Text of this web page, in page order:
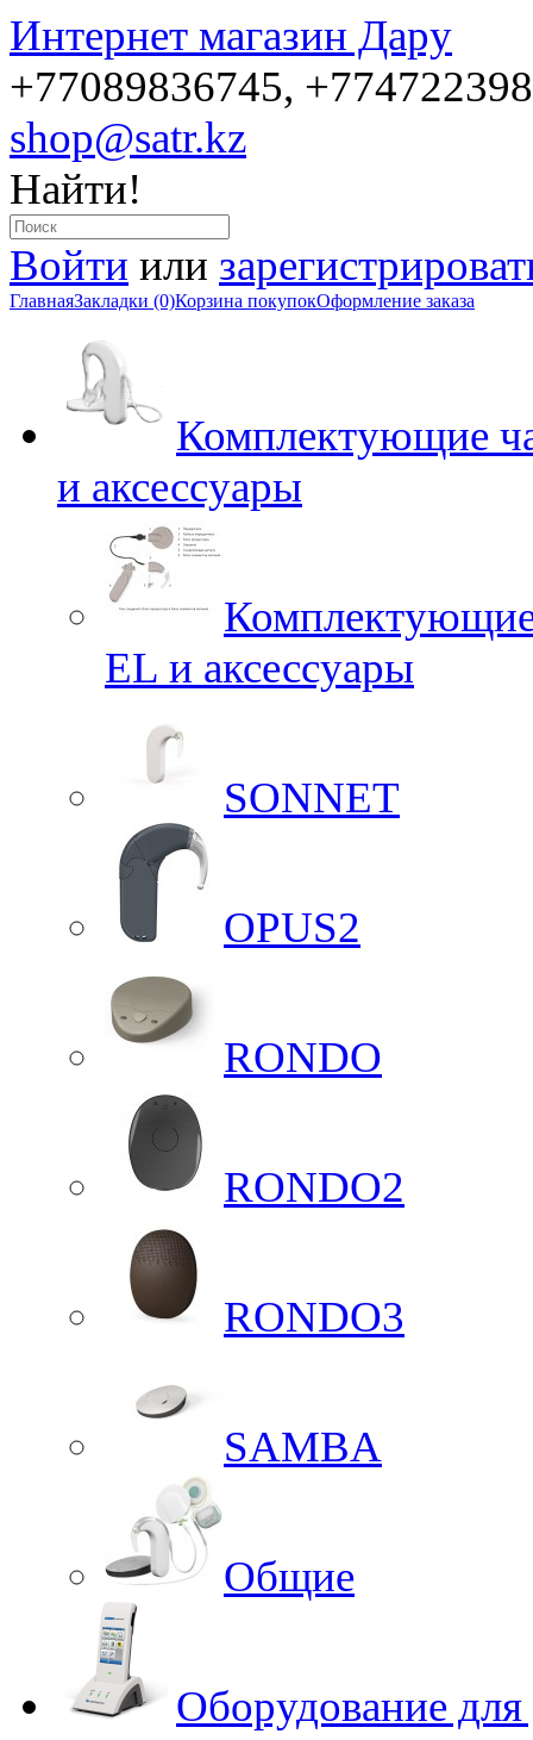
Интернет магазин Дару
+77089836745,
shop@satr.kz
Найти!
Войти или
ГлавнаяЗакладки (0)Корзина покупокОформление заказа
Комплектующие
и аксессуары
EL и аксессуары
SONNET
OPUS2
RONDO
RONDO2
RONDO3
SAMBA
Общие
Оборудование